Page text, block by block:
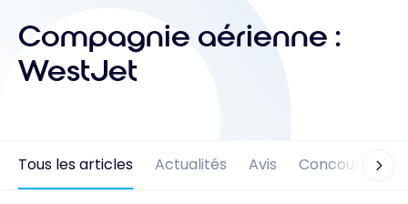
Compagnie aérienne :
WestJet
Tous les articles Actualités Avis Concours